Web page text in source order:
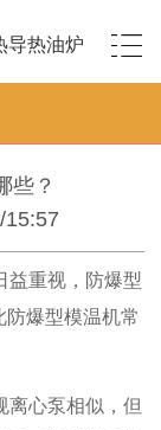
导热油炉
些？
15:57
益重视，防爆型
爆型模温机常
离心泵相似，但